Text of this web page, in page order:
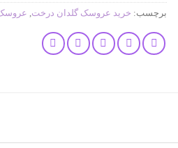
برچسب: خرید عروسک گلدان درخت